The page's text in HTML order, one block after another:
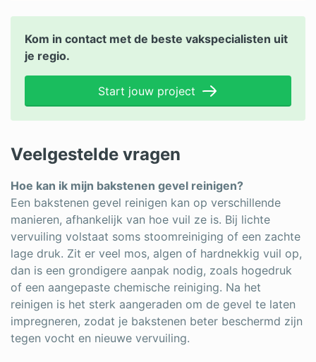
Kom in contact met de beste vakspecialisten uit
je regio.
Start jouw project
Veelgestelde vragen
Hoe kan ik mijn bakstenen gevel reinigen?
Een bakstenen gevel reinigen kan op verschillende
manieren, afhankelijk van hoe vuil ze is. Bij lichte
vervuiling volstaat soms stoomreiniging of een zachte
lage druk. Zit er veel mos, algen of hardnekkig vuil op,
dan is een grondigere aanpak nodig, zoals hogedruk
of een aangepaste chemische reiniging. Na het
reinigen is het sterk aangeraden om de gevel te laten
impregneren, zodat je bakstenen beter beschermd zijn
tegen vocht en nieuwe vervuiling.